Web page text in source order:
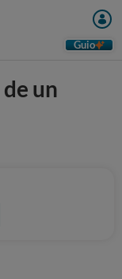
Guio
un